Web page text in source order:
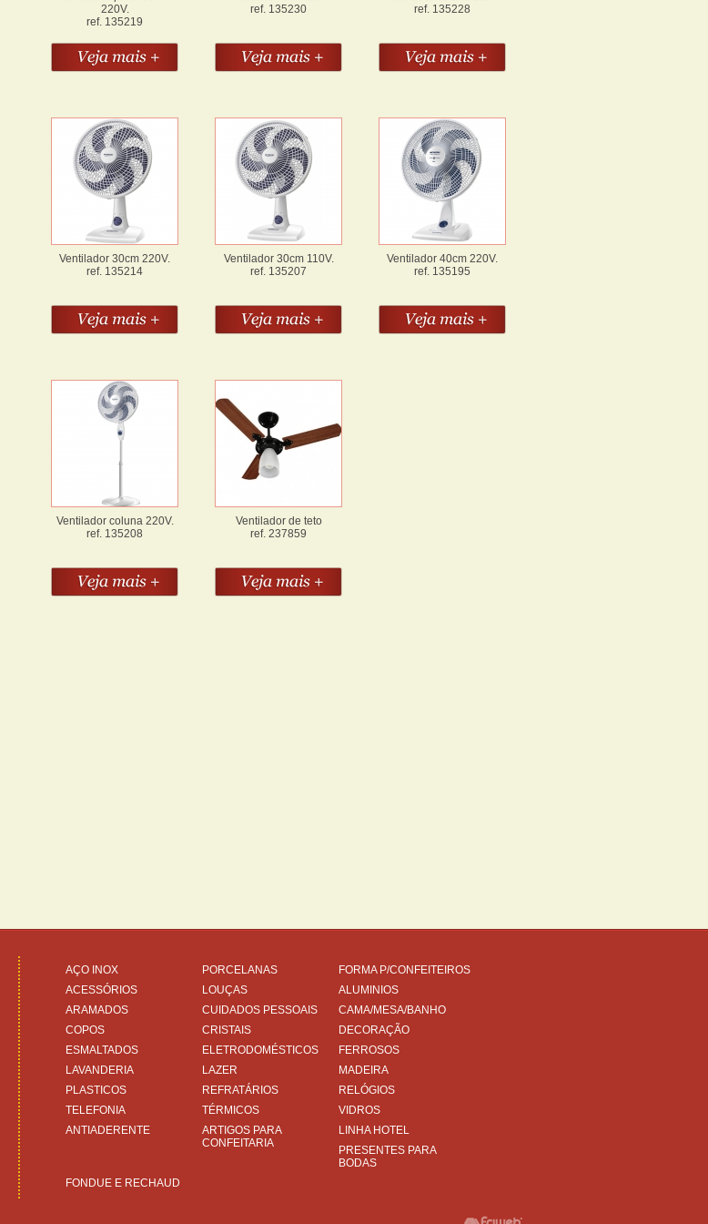
220V.
ref. 135219
ref. 135230
ref. 135228
Ventilador 30cm 220V.
ref. 135214
Ventilador 30cm 110V.
ref. 135207
Ventilador 40cm 220V.
ref. 135195
Ventilador coluna 220V.
ref. 135208
Ventilador de teto
ref. 237859
AÇO INOX PORCELANAS
FORMA P/CONFEITEIROS
ACESSÓRIOS
LOUÇAS
ALUMINIOS
ARAMADOS
CUIDADOS PESSOAIS
CAMA/MESA/BANHO
COPOS
CRISTAIS
DECORAÇÃO
ESMALTADOS
ELETRODOMÉSTICOS
FERROSOS
LAVANDERIA
LAZER
MADEIRA
PLASTICOS
REFRATÁRIOS
RELÓGIOS
TELEFONIA
TÉRMICOS
VIDROS
ANTIADERENTE
ARTIGOS PARA
CONFEITARIA
LINHA HOTEL
PRESENTES PARA
BODAS
FONDUE E RECHAUD